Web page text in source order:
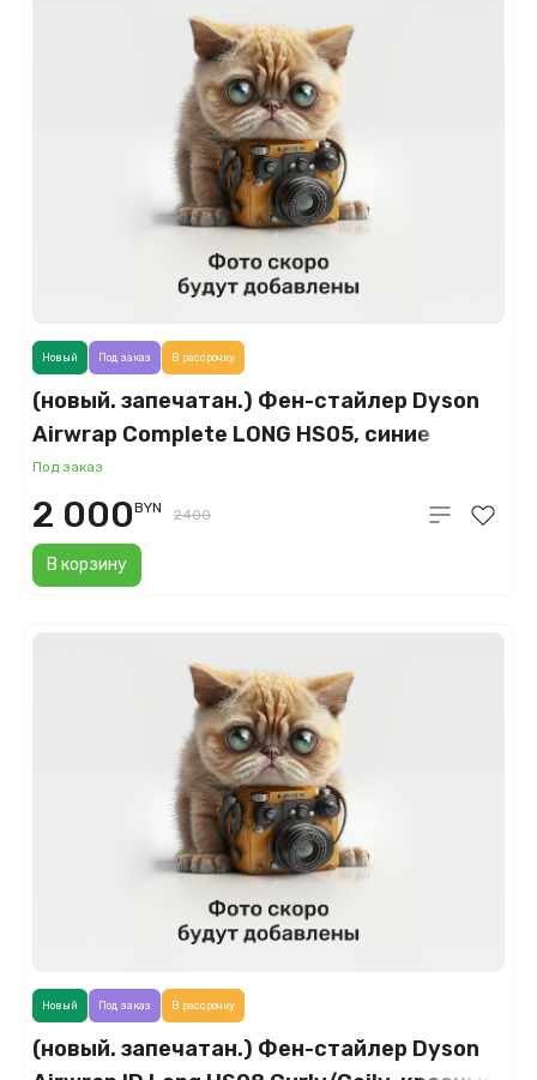
(новый. запечатан.) Фен-стайлер Dyson
Airwrap Complete LONG HS05, синие
румяна (Blue Blush)
Под заказ
В корзину
Новый Под заказ В рассрочку
2 000BYN 2400
(новый. запечатан.) Фен-стайлер Dyson
Новый Под заказ В рассрочку